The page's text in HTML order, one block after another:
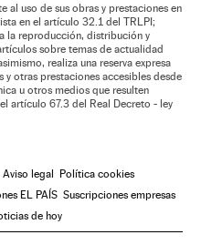
al uso de sus obras y prestaciones en
en el artículo 32.1 del TRLPI;
la reproducción, distribución y
sobre temas de actualidad
realiza una reserva expresa
y otras prestaciones accesibles desde
u otros medios que resulten
artículo 67.3 del Real Decreto - ley
Aviso legal Política cookies
EL PAÍS Suscripciones empresas
de hoy